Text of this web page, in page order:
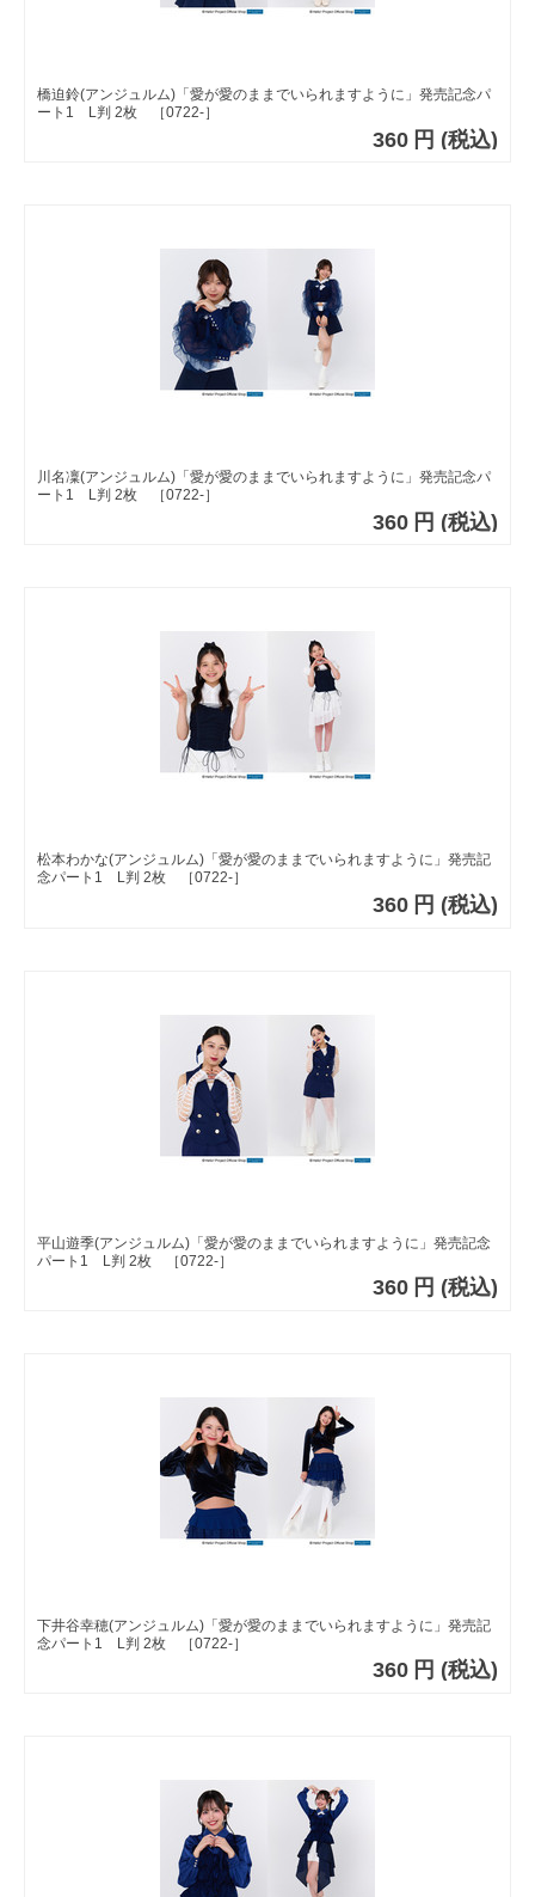
橋迫鈴(アンジュルム)「愛が愛のままでいられますように」発売記念パ
ート1 L判 2枚 ［0722-］
360 円 (税込)
川名凜(アンジュルム)「愛が愛のままでいられますように」発売記念パ
ート1 L判 2枚 ［0722-］
360 円 (税込)
松本わかな(アンジュルム)「愛が愛のままでいられますように」発売記
念パート1 L判 2枚 ［0722-］
360 円 (税込)
平山遊季(アンジュルム)「愛が愛のままでいられますように」発売記念
パート1 L判 2枚 ［0722-］
360 円 (税込)
下井谷幸穂(アンジュルム)「愛が愛のままでいられますように」発売記
念パート1 L判 2枚 ［0722-］
360 円 (税込)